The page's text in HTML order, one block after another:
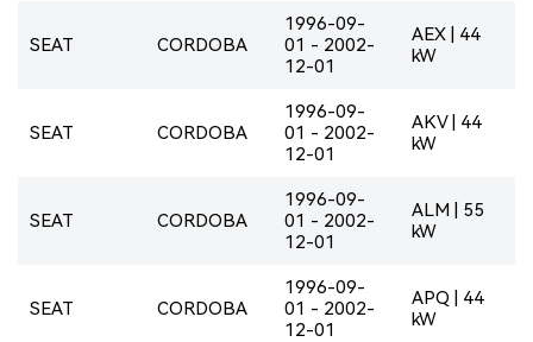
SEAT CORDOBA
1996-09-
01 - 2002-
12-01
AEX | 44
kW
SEAT CORDOBA
1996-09-
01 - 2002-
12-01
AKV | 44
kW
SEAT CORDOBA
1996-09-
01 - 2002-
12-01
ALM | 55
kW
SEAT CORDOBA
1996-09-
01 - 2002-
12-01
APQ | 44
kW